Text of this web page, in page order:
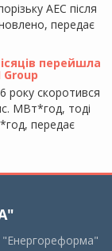
АЕС після
передає
перейшла
року скоротився
МВт*год, тоді
передає
"Енергореформа"